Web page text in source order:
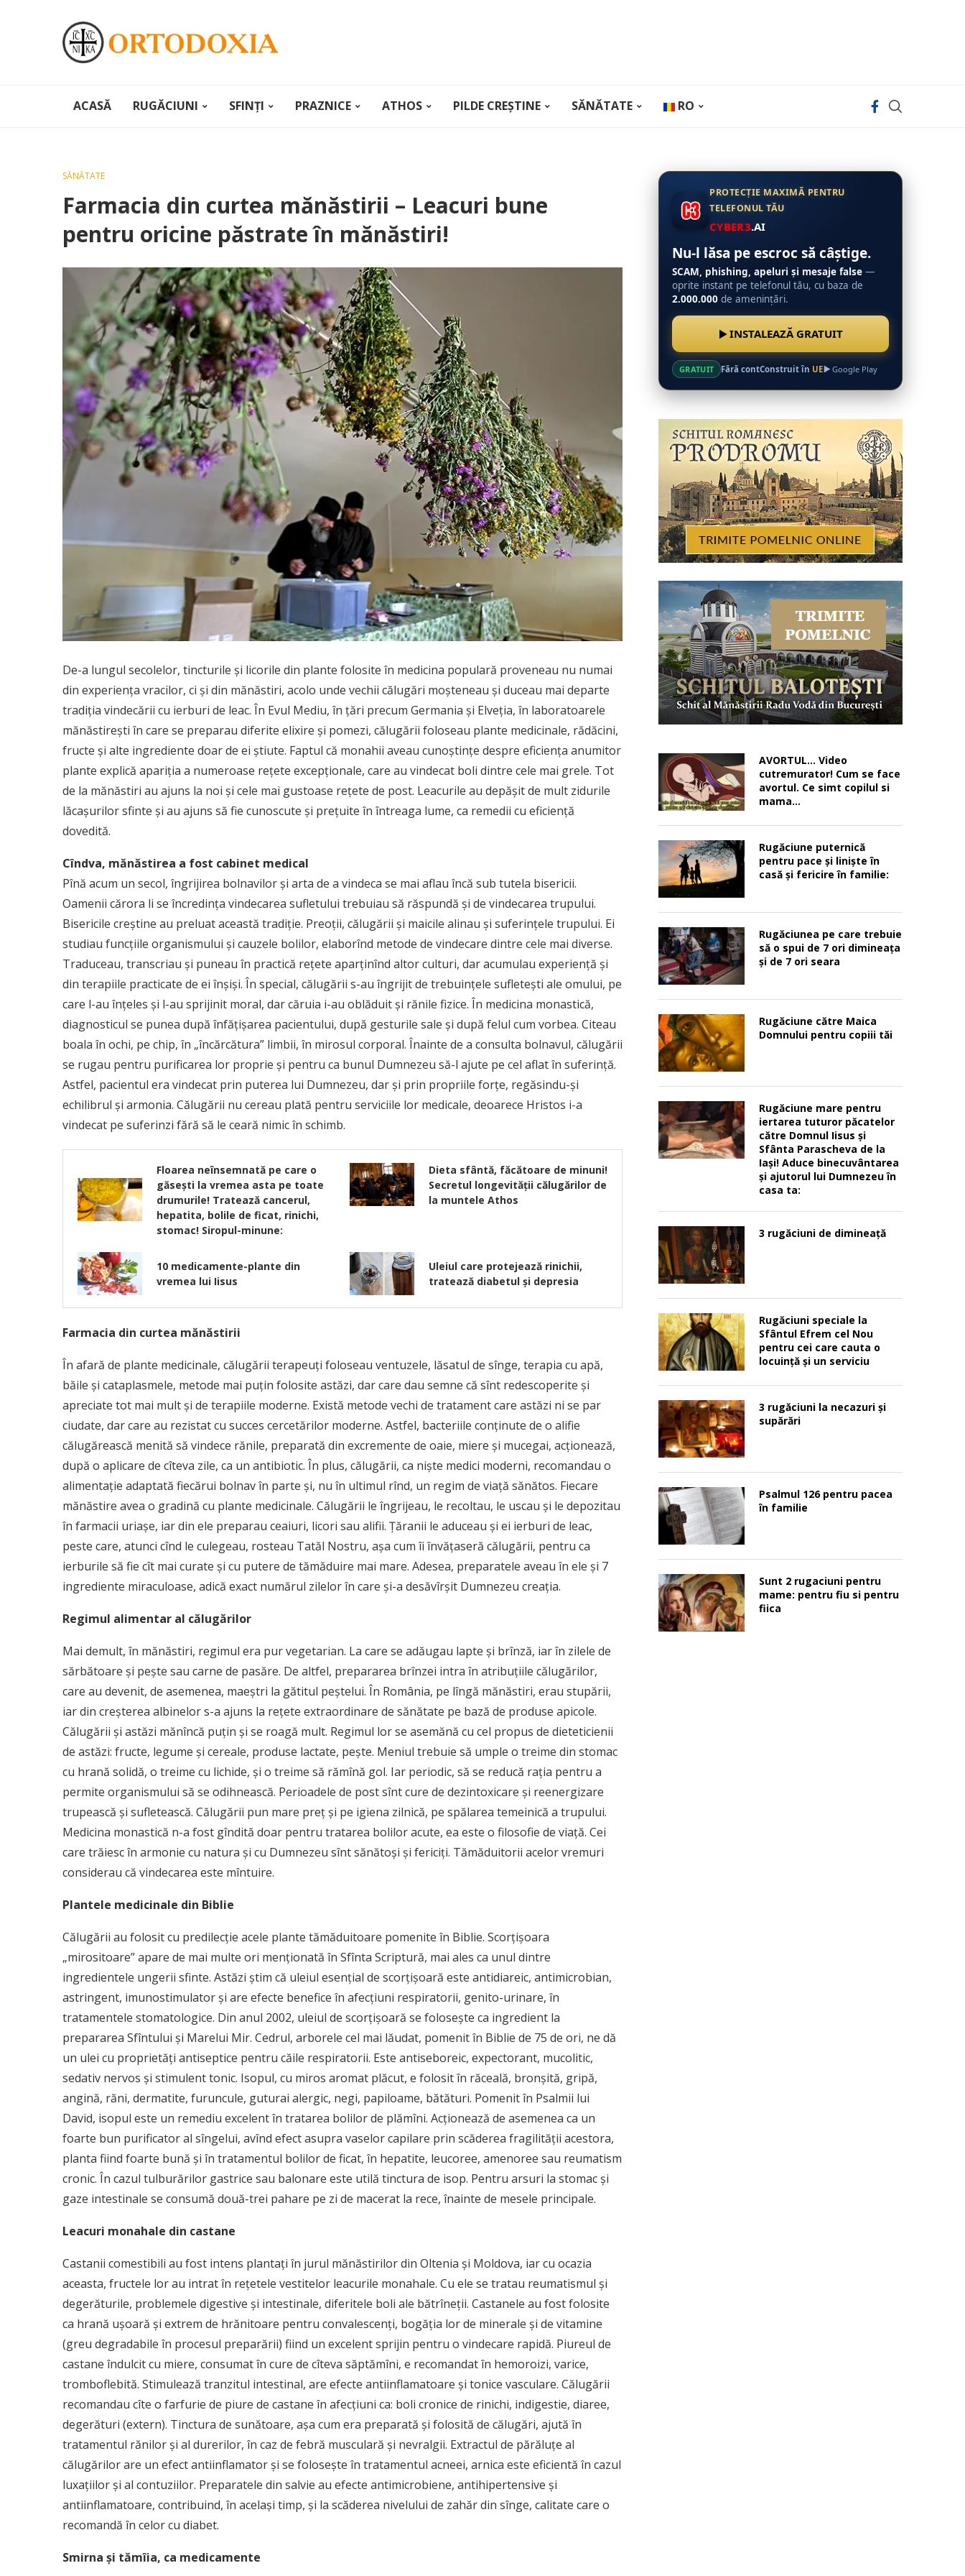
ACASĂ RUGĂCIUNI SFINȚI PRAZNICE ATHOS PILDE CREȘTINE SĂNĂTATE RO
SĂNĂTATE
Farmacia din curtea mănăstirii – Leacuri bune
pentru oricine păstrate în mănăstiri!
De-a lungul secolelor, tincturile şi licorile din plante folosite în medicina populară proveneau nu numai
din experienţa vracilor, ci şi din mănăstiri, acolo unde vechii călugări moşteneau şi duceau mai departe
tradiţia vindecării cu ierburi de leac. În Evul Mediu, în ţări precum Germania şi Elveţia, în laboratoarele
mănăstireşti în care se preparau diferite elixire şi pomezi, călugării foloseau plante medicinale, rădăcini,
fructe şi alte ingrediente doar de ei ştiute. Faptul că monahii aveau cunoştinţe despre eficienţa anumitor
plante explică apariţia a numeroase reţete excepţionale, care au vindecat boli dintre cele mai grele. Tot
de la mănăstiri au ajuns la noi şi cele mai gustoase reţete de post. Leacurile au depăşit de mult zidurile
lăcaşurilor sfinte şi au ajuns să fie cunoscute şi preţuite în întreaga lume, ca remedii cu eficienţă
dovedită.
Cîndva, mănăstirea a fost cabinet medical
Pînă acum un secol, îngrijirea bolnavilor şi arta de a vindeca se mai aflau încă sub tutela bisericii.
Oamenii cărora li se încredinţa vindecarea sufletului trebuiau să răspundă şi de vindecarea trupului.
Bisericile creştine au preluat această tradiţie. Preoţii, călugării şi maicile alinau şi suferinţele trupului. Ei
studiau funcţiile organismului şi cauzele bolilor, elaborînd metode de vindecare dintre cele mai diverse.
Traduceau, transcriau şi puneau în practică reţete aparţinînd altor culturi, dar acumulau experienţă şi
din terapiile practicate de ei înşişi. În special, călugării s-au îngrijit de trebuinţele sufleteşti ale omului, pe
care l-au înţeles şi l-au sprijinit moral, dar căruia i-au oblăduit şi rănile fizice. În medicina monastică,
diagnosticul se punea după înfăţişarea pacientului, după gesturile sale şi după felul cum vorbea. Citeau
boala în ochi, pe chip, în „încărcătura” limbii, în mirosul corporal. Înainte de a consulta bolnavul, călugării
se rugau pentru purificarea lor proprie şi pentru ca bunul Dumnezeu să-l ajute pe cel aflat în suferinţă.
Astfel, pacientul era vindecat prin puterea lui Dumnezeu, dar şi prin propriile forţe, regăsindu-şi
echilibrul şi armonia. Călugării nu cereau plată pentru serviciile lor medicale, deoarece Hristos i-a
vindecat pe suferinzi fără să le ceară nimic în schimb.
Floarea neînsemnată pe care o
găsești la vremea asta pe toate
drumurile! Tratează cancerul,
hepatita, bolile de ficat, rinichi,
stomac! Siropul-minune:
Dieta sfântă, făcătoare de minuni!
Secretul longevității călugărilor de
la muntele Athos
10 medicamente-plante din
vremea lui Iisus
Uleiul care protejează rinichii,
tratează diabetul și depresia
Farmacia din curtea mănăstirii
În afară de plante medicinale, călugării terapeuţi foloseau ventuzele, lăsatul de sînge, terapia cu apă,
băile şi cataplasmele, metode mai puţin folosite astăzi, dar care dau semne că sînt redescoperite şi
apreciate tot mai mult şi de terapiile moderne. Există metode vechi de tratament care astăzi ni se par
ciudate, dar care au rezistat cu succes cercetărilor moderne. Astfel, bacteriile conţinute de o alifie
călugărească menită să vindece rănile, preparată din excremente de oaie, miere şi mucegai, acţionează,
după o aplicare de cîteva zile, ca un antibiotic. În plus, călugării, ca nişte medici moderni, recomandau o
alimentaţie adaptată fiecărui bolnav în parte şi, nu în ultimul rînd, un regim de viaţă sănătos. Fiecare
mănăstire avea o gradină cu plante medicinale. Călugării le îngrijeau, le recoltau, le uscau şi le depozitau
în farmacii uriaşe, iar din ele preparau ceaiuri, licori sau alifii. Ţăranii le aduceau şi ei ierburi de leac,
peste care, atunci cînd le culegeau, rosteau Tatăl Nostru, aşa cum îi învăţaseră călugării, pentru ca
ierburile să fie cît mai curate şi cu putere de tămăduire mai mare. Adesea, preparatele aveau în ele şi 7
ingrediente miraculoase, adică exact numărul zilelor în care şi-a desăvîrşit Dumnezeu creaţia.
Regimul alimentar al călugărilor
Mai demult, în mănăstiri, regimul era pur vegetarian. La care se adăugau lapte şi brînză, iar în zilele de
sărbătoare şi peşte sau carne de pasăre. De altfel, prepararea brînzei intra în atribuţiile călugărilor,
care au devenit, de asemenea, maeştri la gătitul peştelui. În România, pe lîngă mănăstiri, erau stupării,
iar din creşterea albinelor s-a ajuns la reţete extraordinare de sănătate pe bază de produse apicole.
Călugării şi astăzi mănîncă puţin şi se roagă mult. Regimul lor se asemănă cu cel propus de dieteticienii
de astăzi: fructe, legume şi cereale, produse lactate, peşte. Meniul trebuie să umple o treime din stomac
cu hrană solidă, o treime cu lichide, şi o treime să rămînă gol. Iar periodic, să se reducă raţia pentru a
permite organismului să se odihnească. Perioadele de post sînt cure de dezintoxicare şi reenergizare
trupească şi sufletească. Călugării pun mare preţ şi pe igiena zilnică, pe spălarea temeinică a trupului.
Medicina monastică n-a fost gîndită doar pentru tratarea bolilor acute, ea este o filosofie de viaţă. Cei
care trăiesc în armonie cu natura şi cu Dumnezeu sînt sănătoşi şi fericiţi. Tămăduitorii acelor vremuri
considerau că vindecarea este mîntuire.
Plantele medicinale din Biblie
Călugării au folosit cu predilecţie acele plante tămăduitoare pomenite în Biblie. Scorţişoara
„mirositoare” apare de mai multe ori menţionată în Sfînta Scriptură, mai ales ca unul dintre
ingredientele ungerii sfinte. Astăzi ştim că uleiul esenţial de scorţişoară este antidiareic, antimicrobian,
astringent, imunostimulator şi are efecte benefice în afecţiuni respiratorii, genito-urinare, în
tratamentele stomatologice. Din anul 2002, uleiul de scorţişoară se foloseşte ca ingredient la
prepararea Sfîntului şi Marelui Mir. Cedrul, arborele cel mai lăudat, pomenit în Biblie de 75 de ori, ne dă
un ulei cu proprietăţi antiseptice pentru căile respiratorii. Este antiseboreic, expectorant, mucolitic,
sedativ nervos şi stimulent tonic. Isopul, cu miros aromat plăcut, e folosit în răceală, bronşită, gripă,
angină, răni, dermatite, furuncule, guturai alergic, negi, papiloame, bătături. Pomenit în Psalmii lui
David, isopul este un remediu excelent în tratarea bolilor de plămîni. Acţionează de asemenea ca un
foarte bun purificator al sîngelui, avînd efect asupra vaselor capilare prin scăderea fragilităţii acestora,
planta fiind foarte bună şi în tratamentul bolilor de ficat, în hepatite, leucoree, amenoree sau reumatism
cronic. În cazul tulburărilor gastrice sau balonare este utilă tinctura de isop. Pentru arsuri la stomac şi
gaze intestinale se consumă două-trei pahare pe zi de macerat la rece, înainte de mesele principale.
Leacuri monahale din castane
Castanii comestibili au fost intens plantaţi în jurul mănăstirilor din Oltenia şi Moldova, iar cu ocazia
aceasta, fructele lor au intrat în reţetele vestitelor leacurile monahale. Cu ele se tratau reumatismul şi
degerăturile, problemele digestive şi intestinale, diferitele boli ale bătrîneţii. Castanele au fost folosite
ca hrană uşoară şi extrem de hrănitoare pentru convalescenţi, bogăţia lor de minerale şi de vitamine
(greu degradabile în procesul preparării) fiind un excelent sprijin pentru o vindecare rapidă. Piureul de
castane îndulcit cu miere, consumat în cure de cîteva săptămîni, e recomandat în hemoroizi, varice,
tromboflebită. Stimulează tranzitul intestinal, are efecte antiinflamatoare şi tonice vasculare. Călugării
recomandau cîte o farfurie de piure de castane în afecţiuni ca: boli cronice de rinichi, indigestie, diaree,
degerături (extern). Tinctura de sunătoare, aşa cum era preparată şi folosită de călugări, ajută în
tratamentul rănilor şi al durerilor, în caz de febră musculară şi nevralgii. Extractul de părăluţe al
călugărilor are un efect antiinflamator şi se foloseşte în tratamentul acneei, arnica este eficientă în cazul
luxaţiilor şi al contuziilor. Preparatele din salvie au efecte antimicrobiene, antihipertensive şi
antiinflamatoare, contribuind, în acelaşi timp, şi la scăderea nivelului de zahăr din sînge, calitate care o
recomandă în celor cu diabet.
Smirna şi tămîia, ca medicamente
PROTECȚIE MAXIMĂ PENTRU
TELEFONUL TĂU
CYBER3.AI
Nu-l lăsa pe escroc să câștige.
SCAM, phishing, apeluri și mesaje false —
oprite instant pe telefonul tău, cu baza de
2.000.000 de amenințări.
INSTALEAZĂ GRATUIT
GRATUIT Fără contConstruit în UE Google Play
AVORTUL… Video
cutremurator! Cum se face
avortul. Ce simt copilul si
mama…
Rugăciune puternică
pentru pace şi linişte în
casă şi fericire în familie:
Rugăciunea pe care trebuie
să o spui de 7 ori dimineața
și de 7 ori seara
Rugăciune către Maica
Domnului pentru copiii tăi
Rugăciune mare pentru
iertarea tuturor păcatelor
către Domnul Iisus şi
Sfânta Parascheva de la
Iaşi! Aduce binecuvântarea
şi ajutorul lui Dumnezeu în
casa ta:
3 rugăciuni de dimineață
Rugăciuni speciale la
Sfântul Efrem cel Nou
pentru cei care cauta o
locuinţă şi un serviciu
3 rugăciuni la necazuri și
supărări
Psalmul 126 pentru pacea
în familie
Sunt 2 rugaciuni pentru
mame: pentru fiu si pentru
fiica